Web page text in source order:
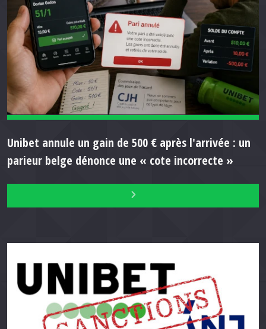
Unibet annule un gain de 500 € après l'arrivée : un
parieur belge dénonce une « cote incorrecte »